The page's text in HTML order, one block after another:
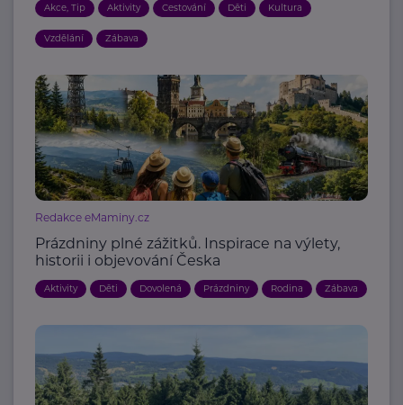
Akce, Tip Aktivity Cestování Děti Kultura
Vzdělání Zábava
Redakce eMaminy.cz
Prázdniny plné zážitků. Inspirace na výlety,
historii i objevování Česka
Aktivity Děti Dovolená Prázdniny Rodina Zábava